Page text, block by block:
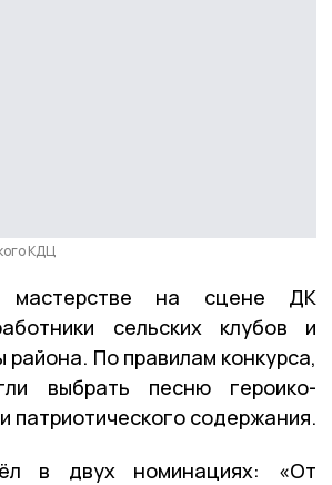
КДЦ
мастерстве на сцене ДК
сельских клубов и
района. По правилам конкурса,
выбрать песню героико-
патриотического содержания.
в двух номинациях: «От